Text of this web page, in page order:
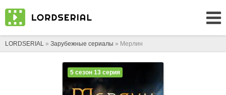
LORDSERIAL » Зарубежные сериалы » Мерлин
5 сезон 13 серия